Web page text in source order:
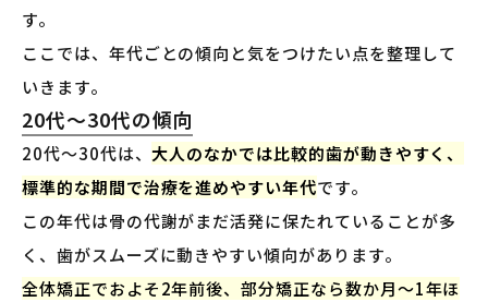
す。
ここでは、年代ごとの傾向と気をつけたい点を整理して
いきます。
20代〜30代の傾向
20代〜30代は、大人のなかでは比較的歯が動きやすく、
標準的な期間で治療を進めやすい年代です。
この年代は骨の代謝がまだ活発に保たれていることが多
く、歯がスムーズに動きやすい傾向があります。
全体矯正でおよそ2年前後、部分矯正なら数か月〜1年ほ